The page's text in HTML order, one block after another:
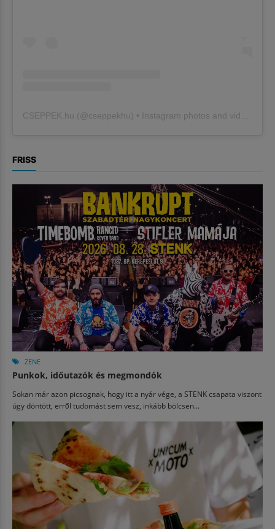
CSEPPEK.hu (@cseppekhu ) • Instagram photos and videos
FRISS
ZENE
Punkok, időutazók és megmondók
Sokan már azon picsognak, hogy itt a nyár vége, a STENK csapata viszont
úgy döntött, erről tudomást sem vesz, inkább bölcsen...